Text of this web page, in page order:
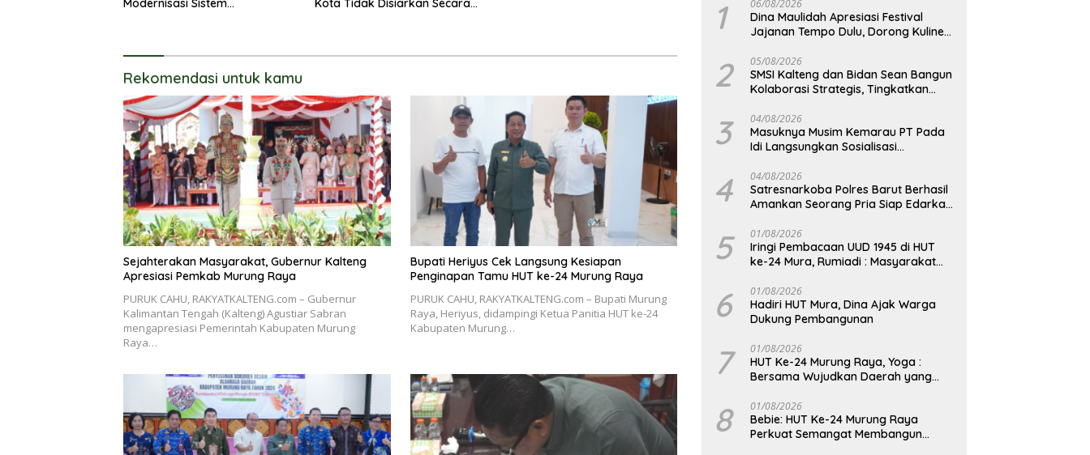
Modernisasi Sistem
Kota Tidak Disiarkan Secara
Rekomendasi untuk kamu
Sejahterakan Masyarakat, Gubernur Kalteng
Apresiasi Pemkab Murung Raya
PURUK CAHU, RAKYATKALTENG.com – Gubernur
Kalimantan Tengah (Kalteng) Agustiar Sabran
mengapresiasi Pemerintah Kabupaten Murung
Raya…
Bupati Heriyus Cek Langsung Kesiapan
Penginapan Tamu HUT ke-24 Murung Raya
PURUK CAHU, RAKYATKALTENG.com – Bupati Murung
Raya, Heriyus, didampingi Ketua Panitia HUT ke-24
Kabupaten Murung…
1 06/08/2026
Dina Maulidah Apresiasi Festival
Jajanan Tempo Dulu, Dorong Kuliner
2 05/08/2026
SMSI Kalteng dan Bidan Sean Bangun
Kolaborasi Strategis, Tingkatkan
3 04/08/2026
Masuknya Musim Kemarau PT Pada
Idi Langsungkan Sosialisasi
4 04/08/2026
Satresnarkoba Polres Barut Berhasil
Amankan Seorang Pria Siap Edarkan
Gram
5 01/08/2026
Iringi Pembacaan UUD 1945 di HUT
ke-24 Mura, Rumiadi : Masyarakat
yang Lebih Besar
6 01/08/2026
Hadiri HUT Mura, Dina Ajak Warga
Dukung Pembangunan
7 01/08/2026
HUT Ke-24 Murung Raya, Yoga :
Bersama Wujudkan Daerah yang
8 01/08/2026
Bebie: HUT Ke-24 Murung Raya
Perkuat Semangat Membangun